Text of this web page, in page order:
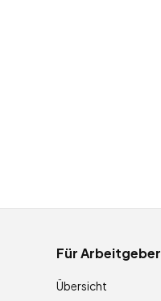
Für Arbeitgeber
Übersicht